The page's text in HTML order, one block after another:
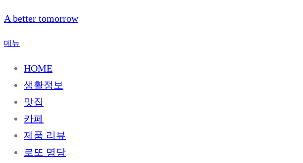
내
으
A better tomorrow
메뉴
HOME
생활정보
맛집
카페
제품 리뷰
로또 명당